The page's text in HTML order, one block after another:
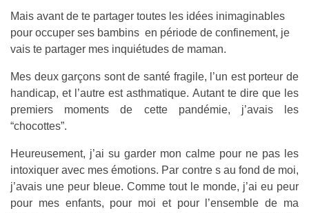
Mais avant de te partager toutes les idées inimaginables
pour occuper ses bambins en période de confinement, je
vais te partager mes inquiétudes de maman.
Mes deux garçons sont de santé fragile, l’un est porteur de
handicap, et l’autre est asthmatique. Autant te dire que les
premiers moments de cette pandémie, j’avais les
“chocottes”.
Heureusement, j’ai su garder mon calme pour ne pas les
intoxiquer avec mes émotions. Par contre s au fond de moi,
j’avais une peur bleue. Comme tout le monde, j’ai eu peur
pour mes enfants, pour moi et pour l’ensemble de ma